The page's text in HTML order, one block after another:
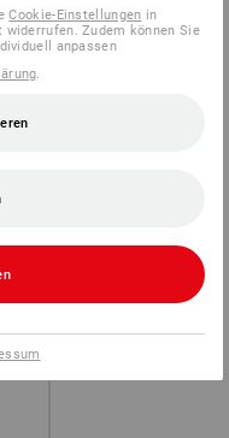
Cookie-Einstellungen in
Zudem können Sie
anpassen
.